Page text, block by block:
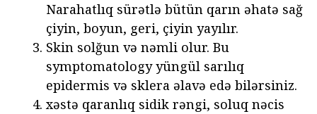
Narahatlıq sürətlə bütün qarın əhatə sağ
çiyin, boyun, geri, çiyin yayılır.
Skin solğun və nəmli olur. Bu
symptomatology yüngül sarılıq
epidermis və sklera əlavə edə bilərsiniz.
xəstə qaranlıq sidik rəngi, soluq nəcis